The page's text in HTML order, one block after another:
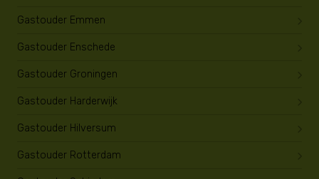
Gastouder Emmen
Gastouder Enschede
Gastouder Groningen
Gastouder Harderwijk
Gastouder Hilversum
Gastouder Rotterdam